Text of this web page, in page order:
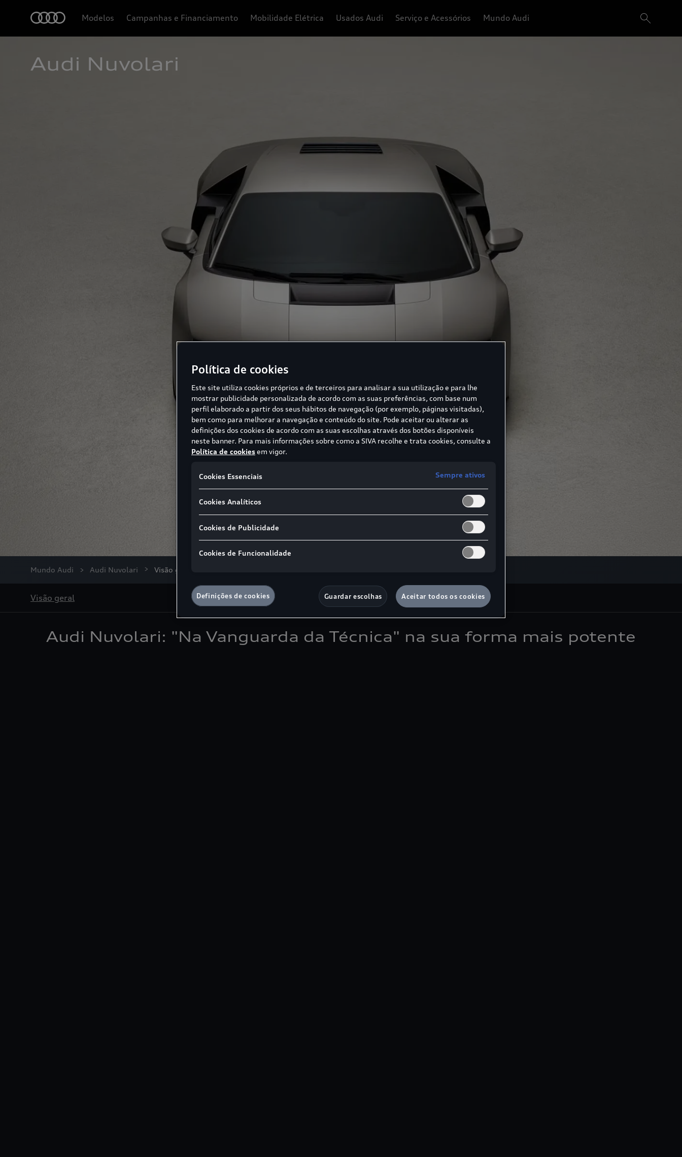
Modelos Campanhas e Financiamento Mobilidade Elétrica Usados Audi Serviço e Acessórios Mundo Audi
Audi Nuvolari
Mundo Audi Audi Nuvolari Visão geral
Visão geral
Audi Nuvolari: "Na Vanguarda da Técnica" na sua forma mais potente
Política de cookies
Este site utiliza cookies próprios e de terceiros para analisar a sua utilização e para lhe
mostrar publicidade personalizada de acordo com as suas preferências, com base num
perfil elaborado a partir dos seus hábitos de navegação (por exemplo, páginas visitadas),
bem como para melhorar a navegação e conteúdo do site. Pode aceitar ou alterar as
definições dos cookies de acordo com as suas escolhas através dos botões disponíveis
neste banner. Para mais informações sobre como a SIVA recolhe e trata cookies, consulte a
Política de cookiesem vigor.
Cookies Essenciais Sempre ativos
Cookies Analíticos
Cookies de Publicidade
Cookies de Funcionalidade
Definições de cookies Guardar escolhas Aceitar todos os cookies